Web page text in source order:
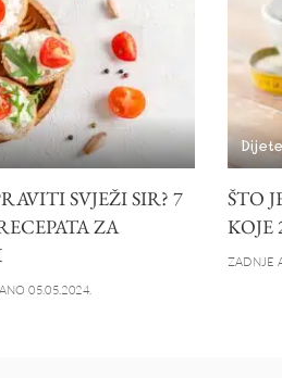
SVJEŽI SIR? 7
ZA
05.05.2024.
ŠTO
KOJE
ZADNJE